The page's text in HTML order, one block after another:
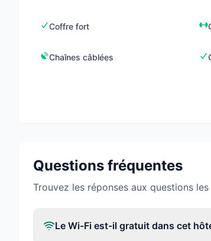
Coffre fort
Chaînes câblées
Questions fréquentes
Trouvez les réponses aux questions
Le Wi-Fi est-il gratuit dans cet